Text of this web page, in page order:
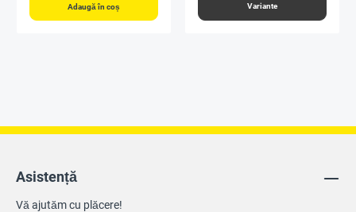
Adaugă în coș Variante
Asistență
Vă ajutăm cu plăcere!